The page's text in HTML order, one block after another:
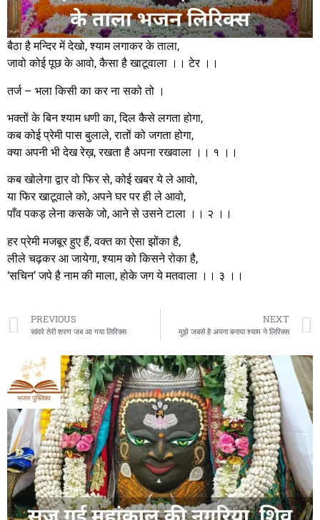
बैठा है मन्दिर में देखो, श्याम लगाकर के ताला,
जावो कोई पूछ के आवो, कैसा है खाटूवाला ।। टेर ।।
तर्ज – भला किसी का कर ना सको तो ।
भक्तों के बिन श्याम धणी का, दिल कैसे लगता होगा,
कब कोई प्रेमी पास बुलाले, रातों को जगता होगा,
क्या अपनी भी देख रेख़, रखता है अपना रखवाला ।। १ ।।
कब खोलेगा द्वार वो फिर से, कोई खबर ये ले आवो,
या फिर खाटूवाले को, अपने घर पर ही ले आवो,
पाँव पकड़ लेना कसके जो, आने से उसने टाला ।। २ ।।
हर प्रेमी मजबूर हुए हैं, वक्त का ऐसा झोंका है,
लीले चढ़कर आ जायेगा, श्याम को किसने रोका है,
‘सचिन’ जपे है नाम की माला, होके जग ये मतवाला ।। ३ ।।
PREVIOUS
सांवरे तेरी शरण जब आ गया लिरिक्स
NEXT
मुझे जबसे है अपना बनाया श्याम ने लिरिक्स